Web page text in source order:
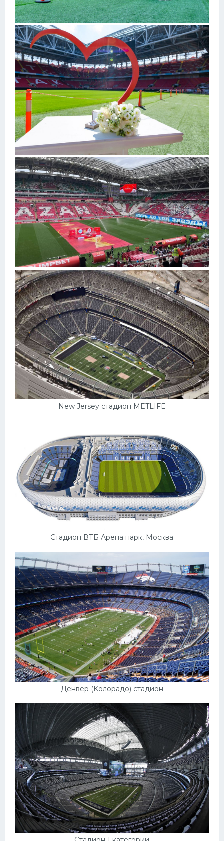
New Jersey стадион METLIFE
Стадион ВТБ Арена парк, Москва
Денвер (Колорадо) стадион